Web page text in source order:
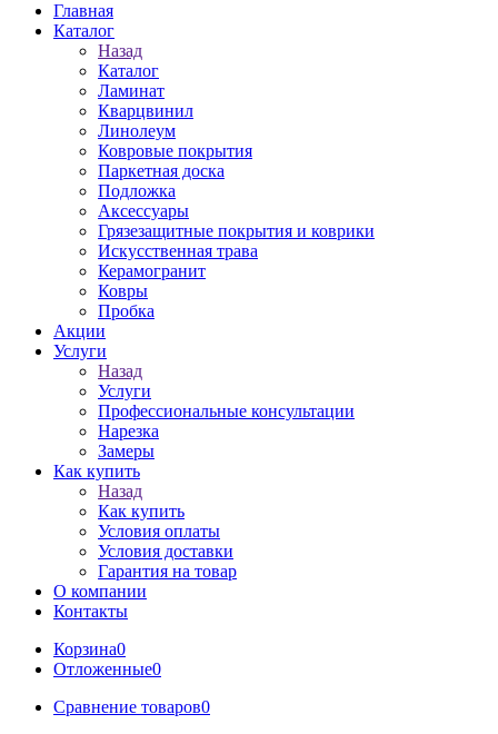
Главная
Каталог
Назад
Каталог
Ламинат
Кварцвинил
Линолеум
Ковровые покрытия
Паркетная доска
Подложка
Аксессуары
Грязезащитные покрытия и коврики
Искусственная трава
Керамогранит
Ковры
Пробка
Акции
Услуги
Назад
Услуги
Профессиональные консультации
Нарезка
Замеры
Как купить
Назад
Как купить
Условия оплаты
Условия доставки
Гарантия на товар
О компании
Контакты
Корзина0
Отложенные0
Сравнение товаров0